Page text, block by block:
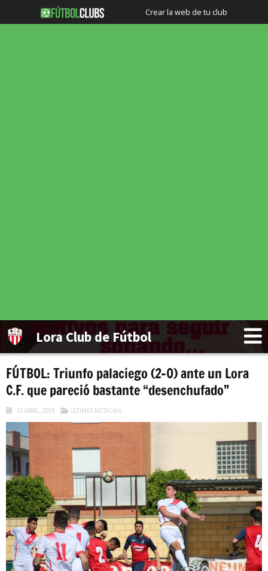
Crear la web de tu club
Lora Club de Fútbol
FÚTBOL: Triunfo palaciego (2-0) ante un Lora
C.F. que pareció bastante “desenchufado”
15 ABRIL, 2019 ÚLTIMAS NOTICIAS